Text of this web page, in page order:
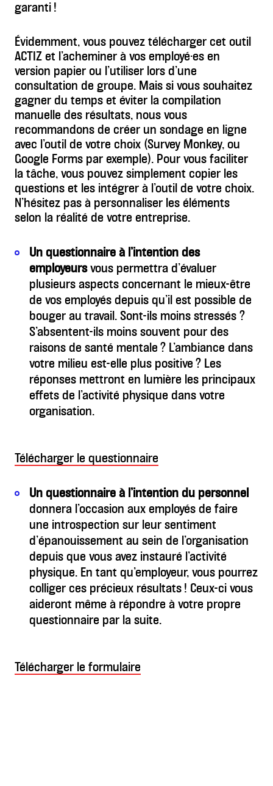
garanti !
Évidemment, vous pouvez télécharger cet outil
ACTIZ et l’acheminer à vos employé·es en
version papier ou l’utiliser lors d’une
consultation de groupe. Mais si vous souhaitez
gagner du temps et éviter la compilation
manuelle des résultats, nous vous
recommandons de créer un sondage en ligne
avec l’outil de votre choix (Survey Monkey, ou
Google Forms par exemple). Pour vous faciliter
la tâche, vous pouvez simplement copier les
questions et les intégrer à l’outil de votre choix.
N’hésitez pas à personnaliser les éléments
selon la réalité de votre entreprise.
Un questionnaire à l’intention des
employeursvous permettra d’évaluer
plusieurs aspects concernant le mieux-être
de vos employés depuis qu’il est possible de
bouger au travail. Sont-ils moins stressés ?
S’absentent-ils moins souvent pour des
raisons de santé mentale ? L’ambiance dans
votre milieu est-elle plus positive ? Les
réponses mettront en lumière les principaux
effets de l’activité physique dans votre
organisation.
Télécharger le questionnaire
Un questionnaire à l’intention du personnel
donnera l’occasion aux employés de faire
une introspection sur leur sentiment
d’épanouissement au sein de l’organisation
depuis que vous avez instauré l’activité
physique. En tant qu’employeur, vous pourrez
colliger ces précieux résultats ! Ceux-ci vous
aideront même à répondre à votre propre
questionnaire par la suite.
Télécharger le formulaire